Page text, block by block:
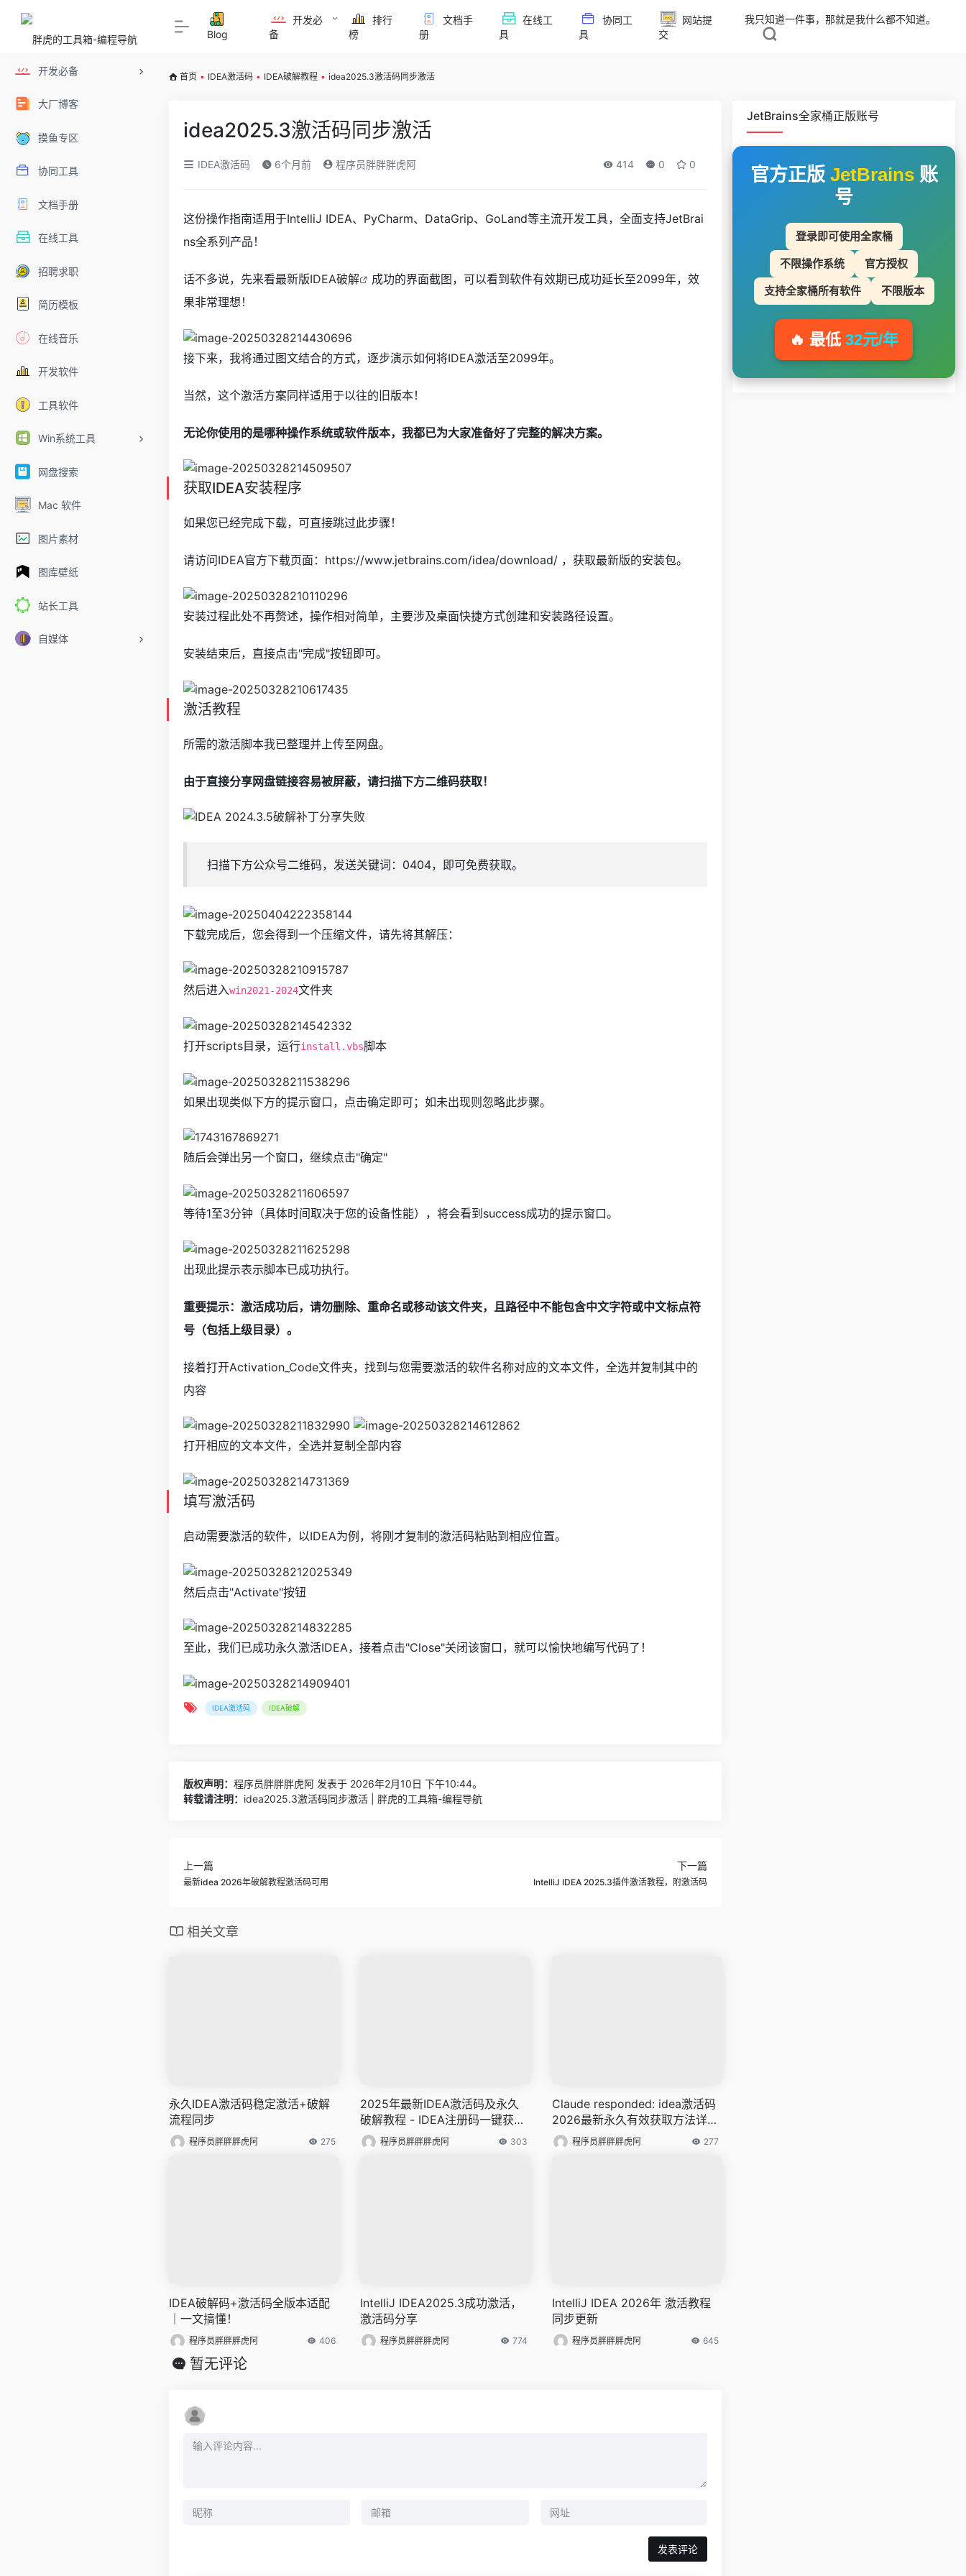
开发必备
大厂博客
摸鱼专区
协同工具
文档手册
在线工具
招聘求职
简历模板
在线音乐
开发软件
工具软件
Win系统工具
网盘搜索
Mac 软件
图片素材
图库壁纸
站长工具
自媒体
Blog
开发必
备
排行
榜
文档手
册
在线工
具
协同工
具
网站提
交
我只知道一件事，那就是我什么都不知道。
首页 • IDEA激活码 • IDEA破解教程 • idea2025.3激活码同步激活
idea2025.3激活码同步激活
IDEA激活码 6个月前 程序员胖胖胖虎阿 414 0 0
这份操作指南适用于IntelliJ IDEA、PyCharm、DataGrip、GoLand等主流开发工具，全面支持JetBrai
ns全系列产品！
话不多说，先来看最新版IDEA破解
成功的界面截图，可以看到软件有效期已成功延长至2099年，效
果非常理想！
接下来，我将通过图文结合的方式，逐步演示如何将IDEA激活至2099年。
当然，这个激活方案同样适用于以往的旧版本！
无论你使用的是哪种操作系统或软件版本，我都已为大家准备好了完整的解决方案。
获取IDEA安装程序
如果您已经完成下载，可直接跳过此步骤！
请访问IDEA官方下载页面：https://www.jetbrains.com/idea/download/ ，获取最新版的安装包。
安装过程此处不再赘述，操作相对简单，主要涉及桌面快捷方式创建和安装路径设置。
安装结束后，直接点击"完成"按钮即可。
激活教程
所需的激活脚本我已整理并上传至网盘。
由于直接分享网盘链接容易被屏蔽，请扫描下方二维码获取！
扫描下方公众号二维码，发送关键词：0404，即可免费获取。
下载完成后，您会得到一个压缩文件，请先将其解压：
然后进入win2021-2024文件夹
打开scripts目录，运行install.vbs脚本
如果出现类似下方的提示窗口，点击确定即可；如未出现则忽略此步骤。
随后会弹出另一个窗口，继续点击"确定"
等待1至3分钟（具体时间取决于您的设备性能），将会看到success成功的提示窗口。
出现此提示表示脚本已成功执行。
重要提示：激活成功后，请勿删除、重命名或移动该文件夹，且路径中不能包含中文字符或中文标点符
号（包括上级目录）。
接着打开Activation_Code文件夹，找到与您需要激活的软件名称对应的文本文件，全选并复制其中的
内容
打开相应的文本文件，全选并复制全部内容
填写激活码
启动需要激活的软件，以IDEA为例，将刚才复制的激活码粘贴到相应位置。
然后点击"Activate"按钮
至此，我们已成功永久激活IDEA，接着点击"Close"关闭该窗口，就可以愉快地编写代码了！
IDEA激活码 IDEA破解
版权声明： 程序员胖胖胖虎阿 发表于 2026年2月10日 下午10:44。
转载请注明： idea2025.3激活码同步激活 | 胖虎的工具箱-编程导航
上一篇
最新idea 2026年破解教程激活码可用
下一篇
IntelliJ IDEA 2025.3插件激活教程，附激活码
相关文章
永久IDEA激活码稳定激活+破解
流程同步
程序员胖胖胖虎阿 275
2025年最新IDEA激活码及永久
破解教程 - IDEA注册码一键获取
指南程序员胖胖胖虎阿 303
Claude responded: idea激活码
2026最新永久有效获取方法详解i
dea激活码2026最新永久有效获
取方法详解
程序员胖胖胖虎阿 277
IDEA破解码+激活码全版本适配
｜一文搞懂！
程序员胖胖胖虎阿 406
IntelliJ IDEA2025.3成功激活，
激活码分享
程序员胖胖胖虎阿 774
IntelliJ IDEA 2026年 激活教程
同步更新
程序员胖胖胖虎阿 645
暂无评论
JetBrains全家桶正版账号
官方正版 JetBrains账
号
登录即可使用全家桶
不限操作系统 官方授权
支持全家桶所有软件 不限版本
🔥 最低 32元/年